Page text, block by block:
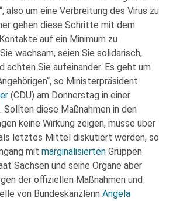
also um eine Verbreitung des Virus zu
gehen diese Schritte mit dem
auf ein Minimum zu
wachsam, seien Sie solidarisch,
achten Sie aufeinander. Es geht um
so Ministerpräsident
(CDU) am Donnerstag in einer
Sollten diese Maßnahmen in den
keine Wirkung zeigen, müsse über
letztes Mittel diskutiert werden, so
mit marginalisierten Gruppen
Sachsen und seine Organe aber
der offiziellen Maßnahmen und
von Bundeskanzlerin Angela